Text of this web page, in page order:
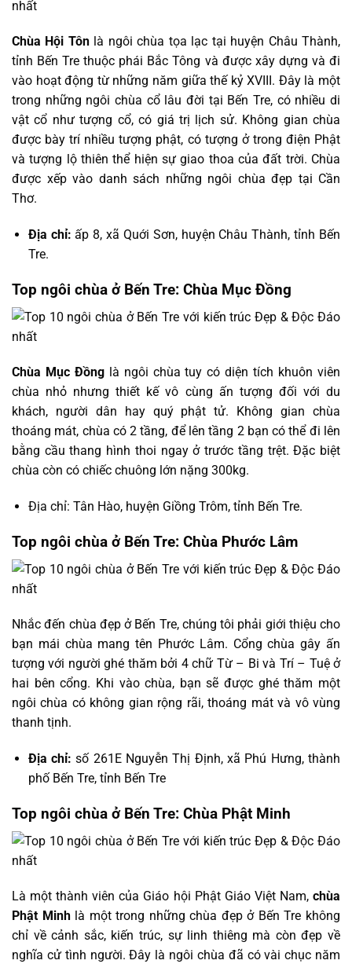
Chùa Hội Tônlà ngôi chùa tọa lạc tại huyện Châu Thành,
tỉnh Bến Tre thuộc phái Bắc Tông và được xây dựng và đi
vào hoạt động từ những năm giữa thế kỷ XVIII. Đây là một
trong những ngôi chùa cổ lâu đời tại Bến Tre, có nhiều di
vật cổ như tượng cổ, có giá trị lịch sử. Không gian chùa
được bày trí nhiều tượng phật, có tượng ở trong điện Phật
và tượng lộ thiên thể hiện sự giao thoa của đất trời. Chùa
được xếp vào danh sách những ngôi chùa đẹp tại Cần
Thơ.
Địa chỉ: ấp 8, xã Quới Sơn, huyện Châu Thành, tỉnh Bến
Tre.
Top ngôi chùa ở Bến Tre: Chùa Mục Đồng
Chùa Mục Đồnglà ngôi chùa tuy có diện tích khuôn viên
chùa nhỏ nhưng thiết kế vô cùng ấn tượng đối với du
khách, người dân hay quý phật tử. Không gian chùa
thoáng mát, chùa có 2 tầng, để lên tầng 2 bạn có thể đi lên
bằng cầu thang hình thoi ngay ở trước tầng trệt. Đặc biệt
chùa còn có chiếc chuông lớn nặng 300kg.
Địa chỉ: Tân Hào, huyện Giồng Trôm, tỉnh Bến Tre.
Top ngôi chùa ở Bến Tre: Chùa Phước Lâm
Nhắc đến chùa đẹp ở Bến Tre, chúng tôi phải giới thiệu cho
bạn mái chùa mang tên Phước Lâm. Cổng chùa gây ấn
tượng với người ghé thăm bởi 4 chữ Từ – Bi và Trí – Tuệ ở
hai bên cổng. Khi vào chùa, bạn sẽ được ghé thăm một
ngôi chùa có không gian rộng rãi, thoáng mát và vô vùng
thanh tịnh.
Địa chỉ:số 261E Nguyễn Thị Định, xã Phú Hưng, thành
phố Bến Tre, tỉnh Bến Tre
Top ngôi chùa ở Bến Tre: Chùa Phật Minh
Là một thành viên của Giáo hội Phật Giáo Việt Nam,chùa
Phật Minhlà một trong những chùa đẹp ở Bến Tre không
chỉ về cảnh sắc, kiến trúc, sự linh thiêng mà còn đẹp về
nghĩa cử tình người. Đây là ngôi chùa đã có vài chục năm